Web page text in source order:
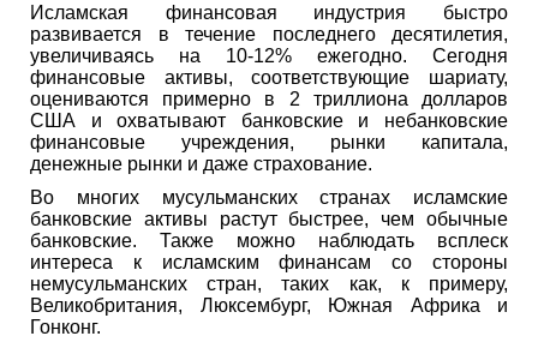
Исламская финансовая индустрия быстро
развивается в течение последнего десятилетия,
увеличиваясь на 10-12% ежегодно. Сегодня
финансовые активы, соответствующие шариату,
оцениваются примерно в 2 триллиона долларов
США и охватывают банковские и небанковские
финансовые учреждения, рынки капитала,
денежные рынки и даже страхование.
Во многих мусульманских странах исламские
банковские активы растут быстрее, чем обычные
банковские. Также можно наблюдать всплеск
интереса к исламским финансам со стороны
немусульманских стран, таких как, к примеру,
Великобритания, Люксембург, Южная Африка и
Гонконг.